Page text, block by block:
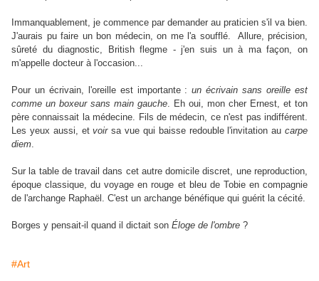
Immanquablement, je commence par demander au praticien s'il va bien.
J'aurais pu faire un bon médecin, on me l'a soufflé. Allure, précision,
sûreté du diagnostic, British flegme - j'en suis un à ma façon, on
m'appelle docteur à l'occasion...
Pour un écrivain, l'oreille est importante :un écrivain sans oreille est
comme un boxeur sans main gauche. Eh oui, mon cher Ernest, et ton
père connaissait la médecine. Fils de médecin, ce n'est pas indifférent.
Les yeux aussi, etvoirsa vue qui baisse redouble l'invitation aucarpe
diem.
Sur la table de travail dans cet autre domicile discret, une reproduction,
époque classique, du voyage en rouge et bleu de Tobie en compagnie
de l'archange Raphaël. C'est un archange bénéfique qui guérit la cécité.
Borges y pensait-il quand il dictait son Éloge de l'ombre ?
#Art